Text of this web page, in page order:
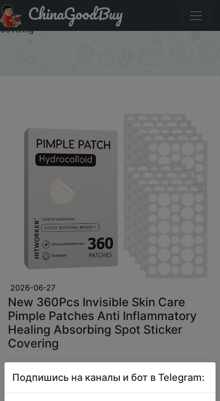
Купить по акции: New 360Pcs Invisible Skin Care Pimple
Patches Anti Inflammatory Healing Absorbing Spot Sticker
Covering
ChinaGoodBuy
2026-06-27
New 360Pcs Invisible Skin Care
Pimple Patches Anti Inflammatory
Healing Absorbing Spot Sticker
Covering
$2.75
Подпишись на каналы и бот в Telegram: